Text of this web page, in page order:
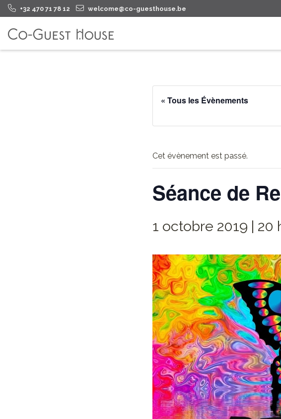
+32 470 71 78 12 welcome@co-guesthouse.be
« Tous les Évènements
Cet évènement est passé.
Séance de
1 octobre 2019 | 20